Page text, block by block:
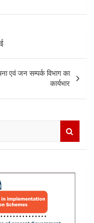
एवं जन सम्पर्क विभाग का
कार्यभार